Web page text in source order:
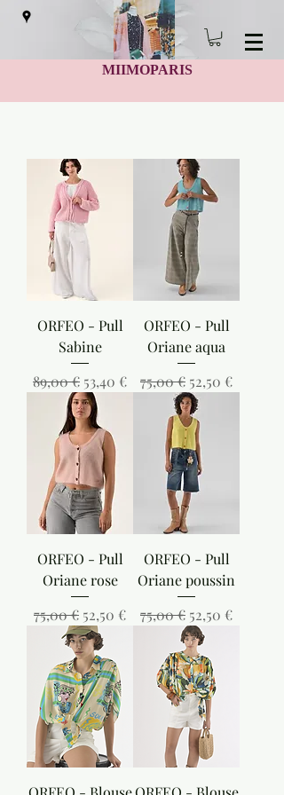
MIIMOPARIS
ORFEO - Pull
Sabine
Prix original
89,00 € Prix promotionnel
53,40 €
ORFEO - Pull
Oriane aqua
Prix original
75,00 € Prix
52,50 €
ORFEO - Pull
Oriane rose
Prix original
75,00 € Prix promotionnel
52,50 €
ORFEO - Pull
Oriane poussin
Prix original
75,00 € Prix
52,50 €